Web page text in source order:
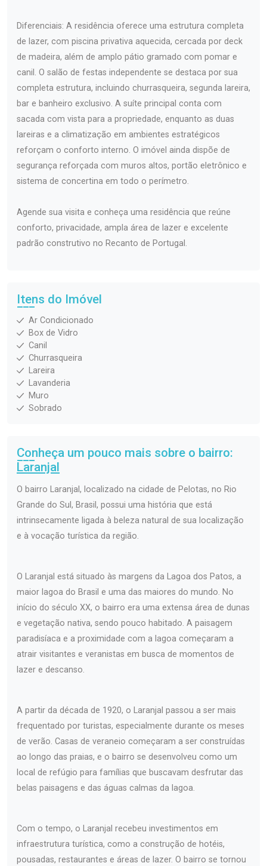
Diferenciais: A residência oferece uma estrutura completa
de lazer, com piscina privativa aquecida, cercada por deck
de madeira, além de amplo pátio gramado com pomar e
canil. O salão de festas independente se destaca por sua
completa estrutura, incluindo churrasqueira, segunda lareira,
bar e banheiro exclusivo. A suíte principal conta com
sacada com vista para a propriedade, enquanto as duas
lareiras e a climatização em ambientes estratégicos
reforçam o conforto interno. O imóvel ainda dispõe de
segurança reforçada com muros altos, portão eletrônico e
sistema de concertina em todo o perímetro.
Agende sua visita e conheça uma residência que reúne
conforto, privacidade, ampla área de lazer e excelente
padrão construtivo no Recanto de Portugal.
Itens do Imóvel
Ar Condicionado
Box de Vidro
Canil
Churrasqueira
Lareira
Lavanderia
Muro
Sobrado
Conheça um pouco mais sobre o bairro:
Laranjal
O bairro Laranjal, localizado na cidade de Pelotas, no Rio
Grande do Sul, Brasil, possui uma história que está
intrinsecamente ligada à beleza natural de sua localização
e à vocação turística da região.
O Laranjal está situado às margens da Lagoa dos Patos, a
maior lagoa do Brasil e uma das maiores do mundo. No
início do século XX, o bairro era uma extensa área de dunas
e vegetação nativa, sendo pouco habitado. A paisagem
paradisíaca e a proximidade com a lagoa começaram a
atrair visitantes e veranistas em busca de momentos de
lazer e descanso.
A partir da década de 1920, o Laranjal passou a ser mais
frequentado por turistas, especialmente durante os meses
de verão. Casas de veraneio começaram a ser construídas
ao longo das praias, e o bairro se desenvolveu como um
local de refúgio para famílias que buscavam desfrutar das
belas paisagens e das águas calmas da lagoa.
Com o tempo, o Laranjal recebeu investimentos em
infraestrutura turística, como a construção de hotéis,
pousadas, restaurantes e áreas de lazer. O bairro se tornou